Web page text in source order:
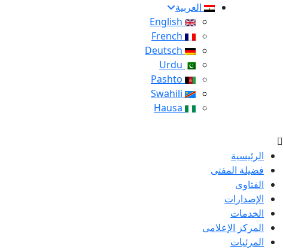
العربية
الرئيسية
فضيلة المفتى
الفتاوى
الإصدارات
الخدمات
المركز الإعلامى
المرئيات